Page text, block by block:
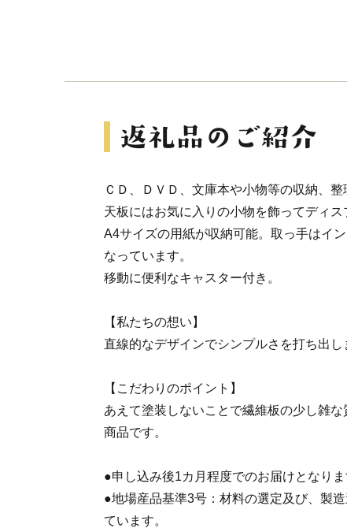
ＣＤ、ＤＶＤ、文庫本や小物等の収納、整
天板にはお気に入りの小物を飾ってディス
A4サイズの用紙が収納可能。取っ手はイ
なっています。
移動に便利なキャスター付き。
【私たちの想い】
直線的なデザインでシンプルさを打ち出し
【こだわりのポイント】
あえて塗装しないことで繊維板の少し雑
商品です。
●申し込み後1カ月程度でのお届けとなりま
●地場産品基準3号：材料の選定及び、製
ています。